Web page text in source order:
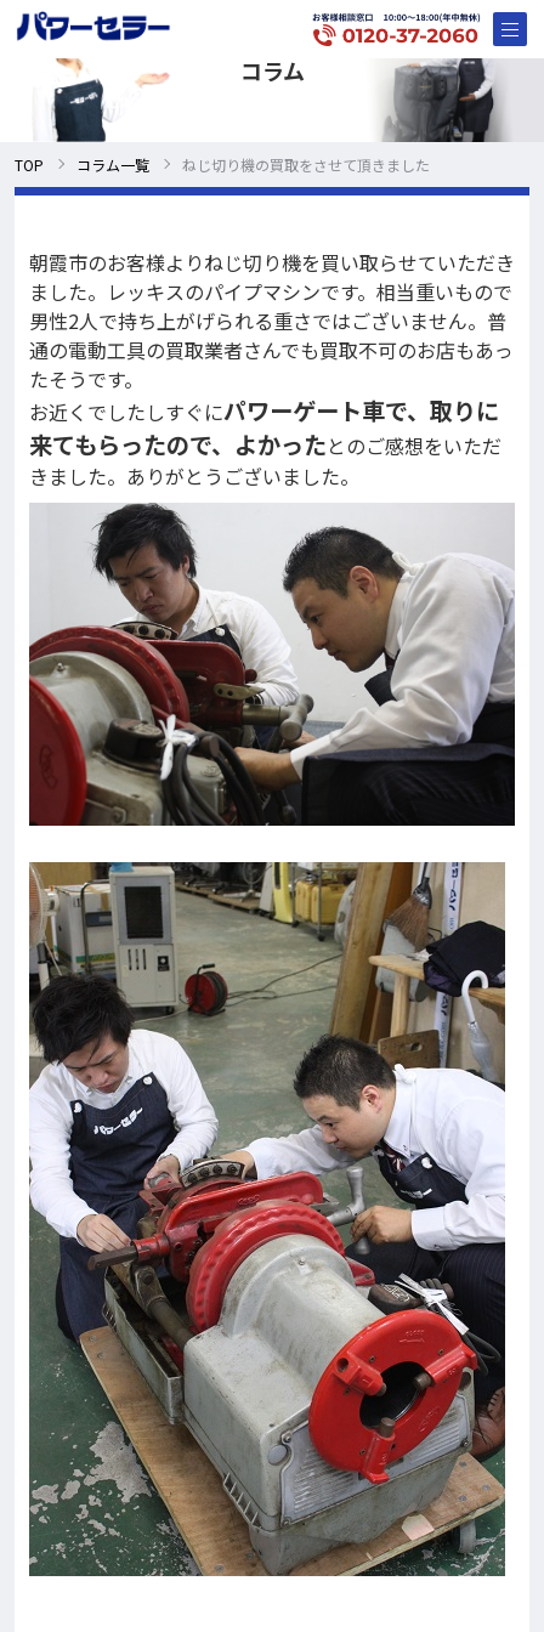
コラム
TOP コラム一覧 ねじ切り機の買取をさせて頂きました
朝霞市のお客様よりねじ切り機を買い取らせていただき
ました。レッキスのパイプマシンです。相当重いもので
男性2人で持ち上がげられる重さではございません。普
通の電動工具の買取業者さんでも買取不可のお店もあっ
たそうです。
お近くでしたしすぐにパワーゲート車で、取りに
来てもらったので、よかったとのご感想をいただ
きました。ありがとうございました。